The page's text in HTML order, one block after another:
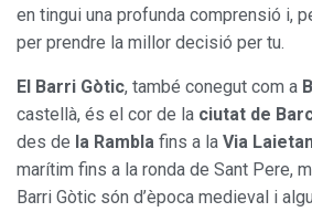
en tingui una profunda comprensió i,
per prendre la millor decisió per tu.
El Barri Gòtic, també conegut com a
castellà, és el cor de la ciutat de
des de la Rambla fins a la Via
marítim fins a la ronda de Sant Pere,
Barri Gòtic són d’època medieval i